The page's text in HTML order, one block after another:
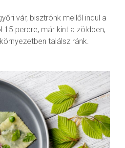
vár, bisztrónk mellől indul a
15 percre, már kint a zöldben,
találsz ránk.